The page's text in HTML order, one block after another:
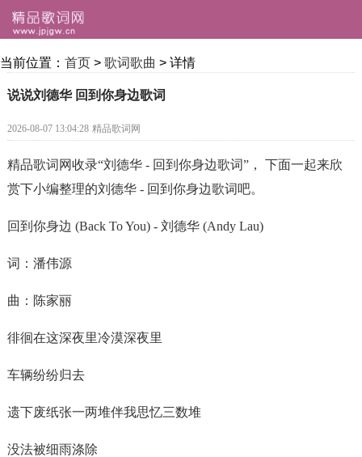
当前位置： 首页 > 歌词歌曲 > 详情
说说刘德华 回到你身边歌词
2026-08-07 13:04:28 精品歌词网
精品歌词网收录“刘德华 - 回到你身边歌词”， 下面一起来欣
赏下小编整理的刘德华 - 回到你身边歌词吧。
回到你身边 (Back To You) - 刘德华 (Andy Lau)
词：潘伟源
曲：陈家丽
徘徊在这深夜里冷漠深夜里
车辆纷纷归去
遗下废纸张一两堆伴我思忆三数堆
没法被细雨涤除